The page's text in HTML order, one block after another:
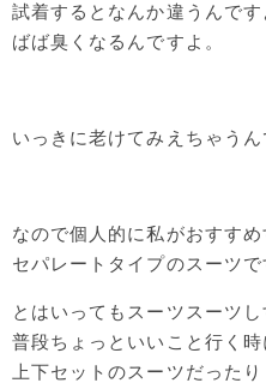
試着するとなんか違うんです
ばば臭くなるんですよ。
いっきに老けてみえちゃうん
なので個人的に私がおすすめ
セパレートタイプのスーツで
とはいってもスーツスーツ
普段ちょっといいこと行く
上下セットのスーツだったり